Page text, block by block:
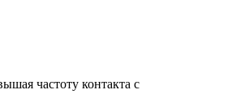
частоту контакта с